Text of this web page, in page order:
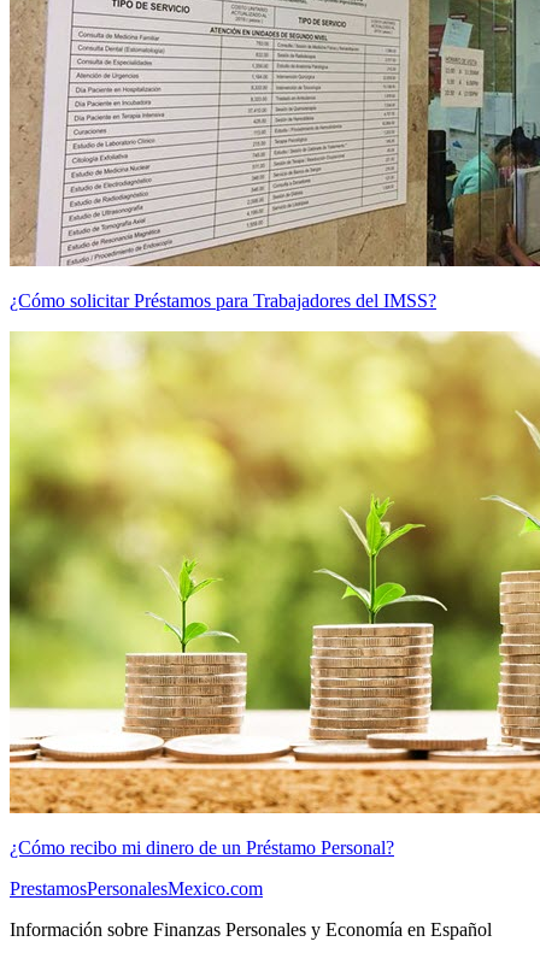
¿Cómo solicitar Préstamos para Trabajadores del IMSS?
¿Cómo recibo mi dinero de un Préstamo Personal?
PrestamosPersonalesMexico.com
Información sobre Finanzas Personales y Economía en Español